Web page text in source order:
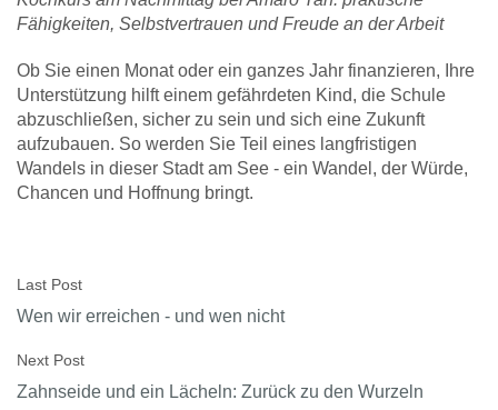
Fähigkeiten, Selbstvertrauen und Freude an der Arbeit
Ob Sie einen Monat oder ein ganzes Jahr finanzieren, Ihre
Unterstützung hilft einem gefährdeten Kind, die Schule
abzuschließen, sicher zu sein und sich eine Zukunft
aufzubauen. So werden Sie Teil eines langfristigen
Wandels in dieser Stadt am See - ein Wandel, der Würde,
Chancen und Hoffnung bringt.
Last Post
Wen wir erreichen - und wen nicht
Next Post
Zahnseide und ein Lächeln: Zurück zu den Wurzeln